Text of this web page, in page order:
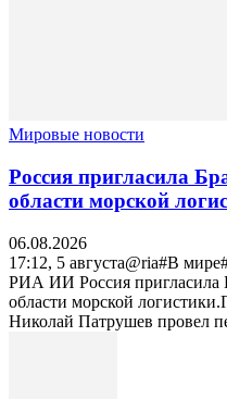
Мировые новости
Россия пригласила
области морской
06.08.2026
17:12, 5 августа@ria#В
РИА ИИ Россия пригласила
области морской
Николай Патрушев провел